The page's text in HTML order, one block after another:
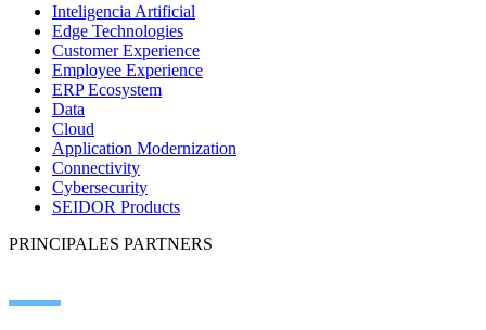
Inteligencia Artificial
Edge Technologies
Customer Experience
Employee Experience
ERP Ecosystem
Data
Cloud
Application Modernization
Connectivity
Cybersecurity
SEIDOR Products
PRINCIPALES PARTNERS